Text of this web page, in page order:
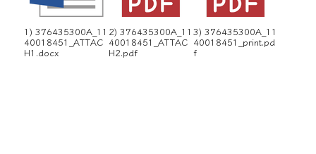
1) 376435300A_11
40018451_ATTAC
H1.docx
2) 376435300A_11
40018451_ATTAC
H2.pdf
3) 376435300A_11
40018451_print.pd
f